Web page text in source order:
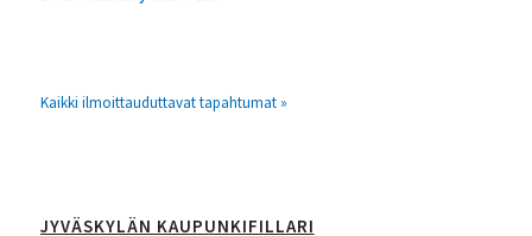
Kaikki ilmoittauduttavat tapahtumat »
JYVÄSKYLÄN KAUPUNKIFILLARI